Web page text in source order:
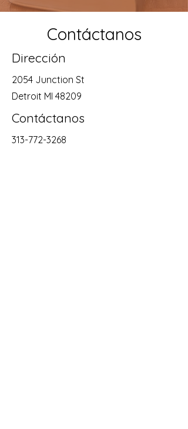
Contáctanos
Dirección
2054 Junction St
Detroit MI 48209
Contáctanos
313-772-3268